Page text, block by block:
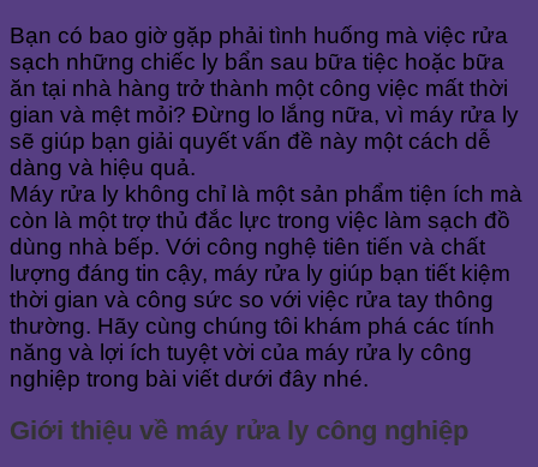
Bạn có bao giờ gặp phải tình huống mà việc rửa
sạch những chiếc ly bẩn sau bữa tiệc hoặc bữa
ăn tại nhà hàng trở thành một công việc mất thời
gian và mệt mỏi? Đừng lo lắng nữa, vì máy rửa ly
sẽ giúp bạn giải quyết vấn đề này một cách dễ
dàng và hiệu quả.
Máy rửa ly không chỉ là một sản phẩm tiện ích mà
còn là một trợ thủ đắc lực trong việc làm sạch đồ
dùng nhà bếp. Với công nghệ tiên tiến và chất
lượng đáng tin cậy, máy rửa ly giúp bạn tiết kiệm
thời gian và công sức so với việc rửa tay thông
thường. Hãy cùng chúng tôi khám phá các tính
năng và lợi ích tuyệt vời của máy rửa ly công
nghiệp trong bài viết dưới đây nhé.
Giới thiệu về máy rửa ly công nghiệp